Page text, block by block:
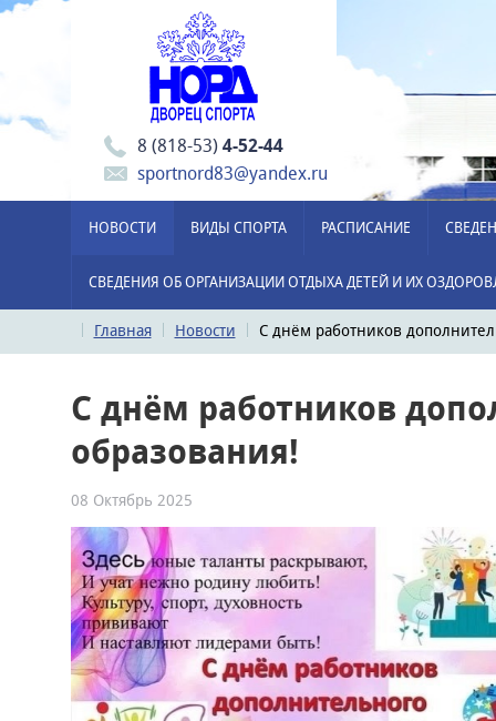
8 (818-53)4-52-44
sportnord83@yandex.ru
НОВОСТИ ВИДЫ СПОРТА РАСПИСАНИЕ
СВЕДЕНИЯ ОБ ОРГАНИЗАЦИИ ОТДЫХА ДЕТЕЙ И ИХ
Главная Новости С днём работников
С днём работников
образования!
08 Октябрь 2025